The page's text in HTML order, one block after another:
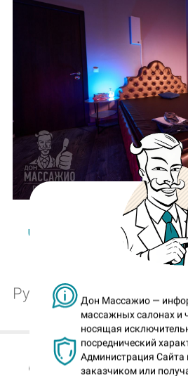
Дон Массажио —
массажных салонах и
носящая
посреднический
Администрация Сайта
заказчиком или
Читайте весь
Рубрика: Интерьеры
Доны,